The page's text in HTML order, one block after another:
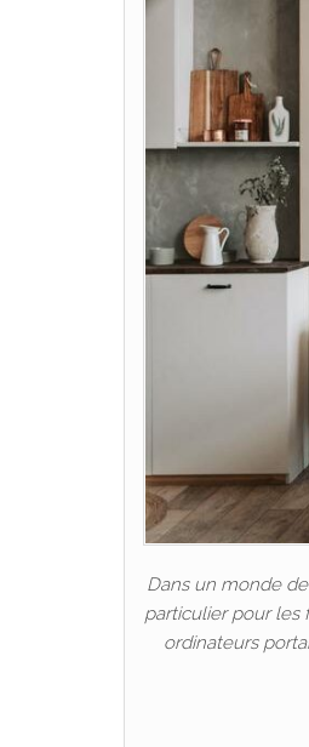
Dans un monde
particulier pour les
ordinateurs